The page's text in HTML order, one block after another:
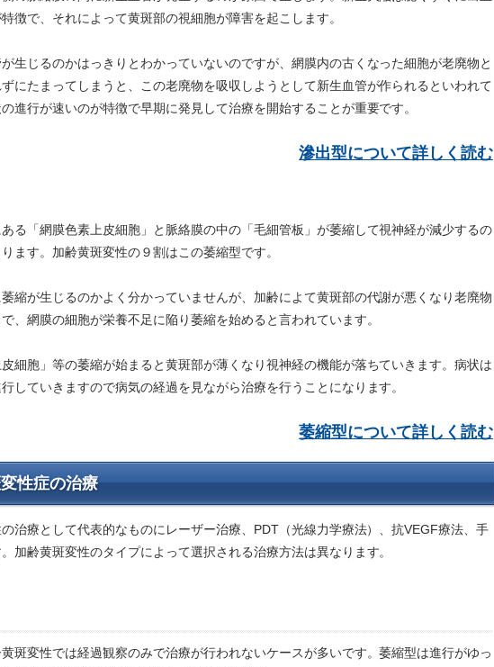
徴で、それによって黄斑部の視細胞が障害を起こします。
生じるのかはっきりとわかっていないのですが、網膜内の古くなった細胞が老廃物と
ずにたまってしまうと、この老廃物を吸収しようとして新生血管が作られるといわれて
進行が速いのが特徴で早期に発見して治療を開始することが重要です。
滲出型について詳しく読む
る「網膜色素上皮細胞」と脈絡膜の中の「毛細管板」が萎縮して視神経が減少するの
ます。加齢黄斑変性の９割はこの萎縮型です。
縮が生じるのかよく分かっていませんが、加齢によて黄斑部の代謝が悪くなり老廃物
、網膜の細胞が栄養不足に陥り萎縮を始めると言われています。
皮細胞」等の萎縮が始まると黄斑部が薄くなり視神経の機能が落ちていきます。病状は
していきますので病気の経過を見ながら治療を行うことになります。
萎縮型について詳しく読む
性症の治療
治療として代表的なものにレーザー治療、PDT（光線力学療法）、抗VEGF療法、手
加齢黄斑変性のタイプによって選択される治療方法は異なります。
斑変性では経過観察のみで治療が行われないケースが多いです。萎縮型は進行がゆっ